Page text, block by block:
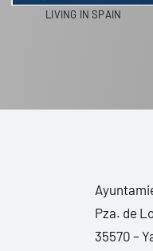
LIVING IN SPAIN
Pza. de
35570 –